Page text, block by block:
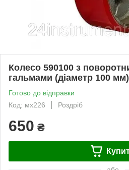
Колесо 590100 з
гальмами (діаметр 100 мм)
Готово до відправки
Код: мх226
Роздріб
650 ₴